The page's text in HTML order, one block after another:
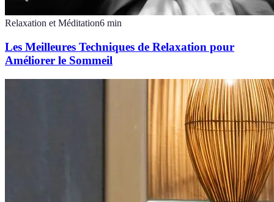
Relaxation et Méditation6 min
Les Meilleures Techniques de Relaxation pour
Améliorer le Sommeil